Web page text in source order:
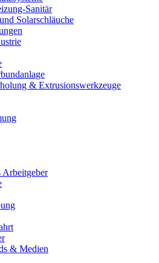
Sanitär
Solarschläuche
& Extrusionswerkzeuge
& Medien